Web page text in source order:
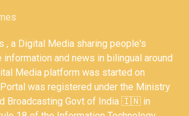
, a Digital Media sharing people's
information and news in bilingual around
Media platform was started on
was registered under the Ministry
Broadcasting Govt of India 🇮🇳 in